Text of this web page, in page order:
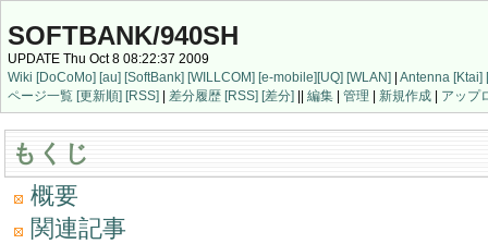
SOFTBANK/940SH
UPDATE Thu Oct 8 08:22:37 2009
Wiki [DoCoMo] [au] [SoftBank] [WILLCOM] [e-mobile][UQ] [WLAN] | Antenna [Ktai]
ページ一覧 [更新順] [RSS] | 差分履歴 [RSS] [差分] || 編集 | 管理 | 新規作成 | アップ
もくじ
概要
関連記事